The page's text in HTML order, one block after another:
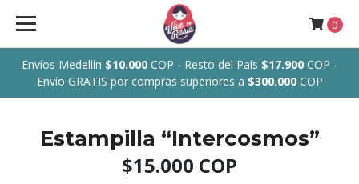
Envíos Medellín $10.000 COP - Resto del País $17.900 COP -
Envío GRATIS por compras superiores a $300.000COP
0
Estampilla “Intercosmos”
$15.000 COP